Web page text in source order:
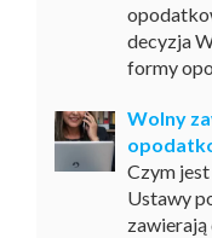
decyzja
formy
Wolny
Czym
Ustawy